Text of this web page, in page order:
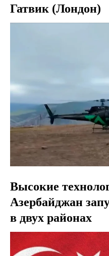
Гатвик (Лондон)
Высокие
Азербайджан
в двух районах